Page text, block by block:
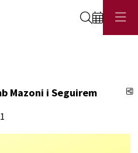
Cerca
Mazoni i Seguirem